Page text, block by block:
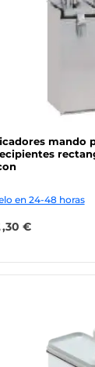
mando
en 24-48 horas
,30 €